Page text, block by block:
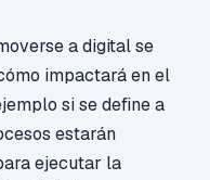
a digital se
impactará en el
si se define a
estarán
ejecutar la